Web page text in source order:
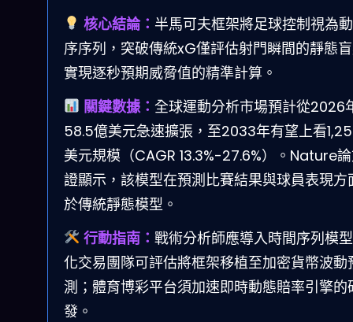
核心結論： 半馬可夫框架將足球控制視為
序序列，突破傳統xG僅評估射門瞬間的靜態
實現逐秒預期威脅值的精準計算。
關鍵數據： 全球運動分析市場預計從2026
58.5億美元急速擴張，至2033年有望上看
美元規模（CAGR 13.3%-27.6%）。Nature
證顯示，該模型在預測比賽結果與球員表現方
於傳統靜態模型。
行動指南： 戰術分析師應導入時間序列模
化交易團隊可評估將框架移植至加密貨幣波動
測；體育博彩平台須加速即時動態賠率引擎的
發。